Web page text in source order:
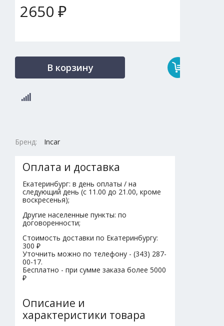
2650 ₽
В корзину
Бренд: Incar
Оплата и доставка
Екатеринбург: в день оплаты / на
следующий день (с 11.00 до 21.00, кроме
воскресенья);
Другие населенные пункты: по
договоренности;
Стоимость доставки по Екатеринбургу:
300 ₽
Уточнить можно по телефону - (343) 287-
00-17.
Бесплатно - при сумме заказа более 5000
₽
Описание и
характеристики товара